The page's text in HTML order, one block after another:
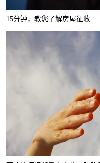
15分钟，教您了解房屋征收